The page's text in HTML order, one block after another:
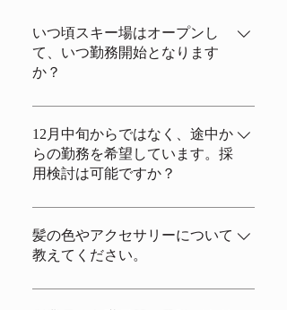
いつ頃スキー場はオープンし
て、いつ勤務開始となります
か？
スキー場は、平均して12月上旬に天然
雪で営業開始となります。（11月中旬
もあれば、12月下旬もあります。）雪
次第です。 勤務開始日は、職種にもよ
12月中旬からではなく、途中か
らの勤務を希望しています。採
用検討は可能ですか？
基本的には、シーズン通して勤務可能
な方を優先して採用しています。 但
し、職種は限定されますが、12月初旬
髪の色やアクセサリーについて
教えてください。
どの職場も幅広い年齢層のお客様を相